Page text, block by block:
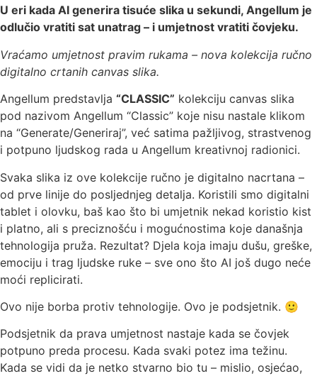
U eri kada AI generira tisuće slika u sekundi, Angellum je
odlučio vratiti sat unatrag – i umjetnost vratiti čovjeku.
Vraćamo umjetnost pravim rukama – nova kolekcija ručno
digitalno crtanih canvas slika.
Angellum predstavlja “CLASSIC” kolekciju canvas slika
pod nazivom Angellum “Classic” koje nisu nastale klikom
na “Generate/Generiraj”, već satima pažljivog, strastvenog
i potpuno ljudskog rada u Angellum kreativnoj radionici.
Svaka slika iz ove kolekcije ručno je digitalno nacrtana –
od prve linije do posljednjeg detalja. Koristili smo digitalni
tablet i olovku, baš kao što bi umjetnik nekad koristio kist
i platno, ali s preciznošću i mogućnostima koje današnja
tehnologija pruža. Rezultat? Djela koja imaju dušu, greške,
emociju i trag ljudske ruke – sve ono što AI još dugo neće
moći replicirati.
Ovo nije borba protiv tehnologije. Ovo je podsjetnik. 🙂
Podsjetnik da prava umjetnost nastaje kada se čovjek
potpuno preda procesu. Kada svaki potez ima težinu.
Kada se vidi da je netko stvarno bio tu – mislio, osjećao,